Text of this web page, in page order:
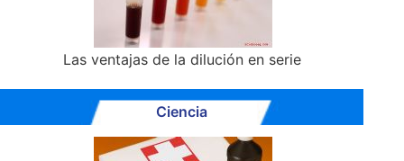
Las ventajas de la dilución en serie
Ciencia